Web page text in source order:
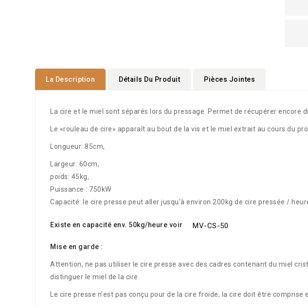
La Description Détails Du Produit Pièces Jointes
La cire et le miel sont séparés lors du pressage. Permet de récupérer encore
Le «rouleau de cire» apparaît au bout de la vis et le miel extrait au cours du
Longueur: 85cm,
Largeur: 60cm,
poids: 45kg,
Puissance : 750kW
Capacité: le cire presse peut aller jusqu'à environ 200kg de cire pressée /
Existe en capacité env. 50kg/heure voir MV-CS-50
Mise en garde :
Attention, ne pas utiliser le cire presse avec des cadres contenant du miel
distinguer le miel de la cire.
Le cire presse n'est pas conçu pour de la cire froide, la cire doit être comprise